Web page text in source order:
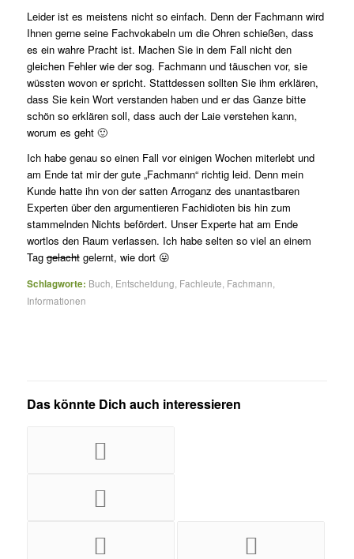
Leider ist es meistens nicht so einfach. Denn der Fachmann wird
Ihnen gerne seine Fachvokabeln um die Ohren schießen, dass
es ein wahre Pracht ist. Machen Sie in dem Fall nicht den
gleichen Fehler wie der sog. Fachmann und täuschen vor, sie
wüssten wovon er spricht. Stattdessen sollten Sie ihm erklären,
dass Sie kein Wort verstanden haben und er das Ganze bitte
schön so erklären soll, dass auch der Laie verstehen kann,
worum es geht 🙂
Ich habe genau so einen Fall vor einigen Wochen miterlebt und
am Ende tat mir der gute „Fachmann“ richtig leid. Denn mein
Kunde hatte ihn von der satten Arroganz des unantastbaren
Experten über den argumentieren Fachidioten bis hin zum
stammelnden Nichts befördert. Unser Experte hat am Ende
wortlos den Raum verlassen. Ich habe selten so viel an einem
Taggelachtgelernt, wie dort 😛
Schlagworte: Buch Entscheidung Fachleute Fachmann
Informationen
Das könnte Dich auch interessieren